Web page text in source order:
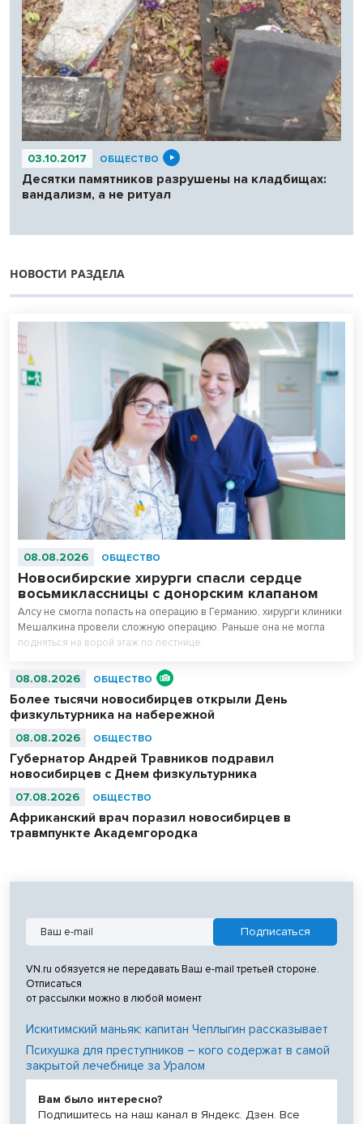
03.10.2017 ОБЩЕСТВО
Десятки памятников разрушены на кладбищах:
вандализм, а не ритуал
НОВОСТИ РАЗДЕЛА
08.08.2026 ОБЩЕСТВО
Новосибирские хирурги спасли сердце
восьмиклассницы с донорским клапаном
Алсу не смогла попасть на операцию в Германию, хирурги клиники
Мешалкина провели сложную операцию. Раньше она не могла
подняться на ворой этаж по лестнице.
08.08.2026 ОБЩЕСТВО
Более тысячи новосибирцев открыли День
физкультурника на набережной
08.08.2026 ОБЩЕСТВО
Губернатор Андрей Травников подравил
новосибирцев с Днем физкультурника
07.08.2026 ОБЩЕСТВО
Африканский врач поразил новосибирцев в
травмпункте Академгородка
VN.ru обязуется не передавать Ваш e-mail третьей стороне.
Отписаться
от рассылки можно в любой момент
Искитимский маньяк: капитан Чеплыгин рассказывает
Психушка для преступников – кого содержат в самой
закрытой лечебнице за Уралом
Вам было интересно?
Подпишитесь на наш канал в Яндекс. Дзен. Все